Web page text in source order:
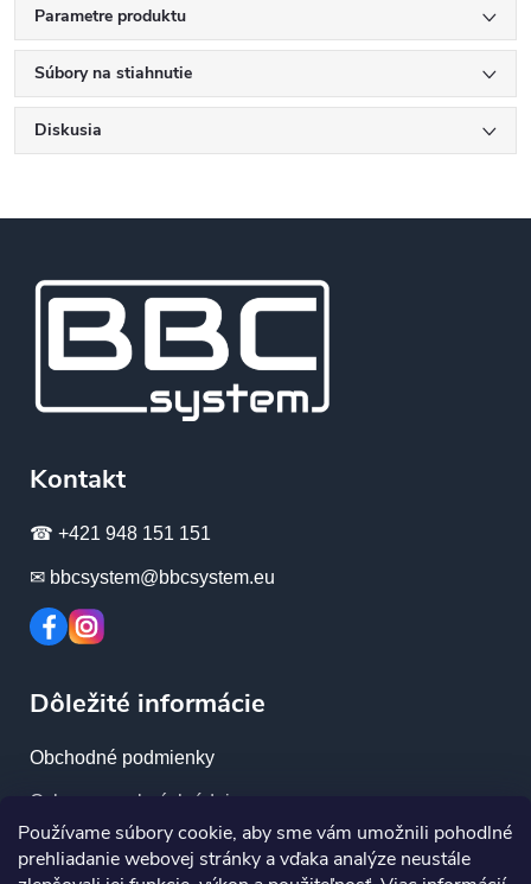
Používame súbory cookie, aby sme vám umožnili pohodlné
prehliadanie webovej stránky a vďaka analýze neustále
Parametre produktu
Súbory na stiahnutie
Diskusia
Kontakt
☎ +421 948 151 151
✉ bbcsystem@bbcsystem.eu
Dôležité informácie
Obchodné podmienky
Ochrana osobných údajov
Reklamačný poriadok